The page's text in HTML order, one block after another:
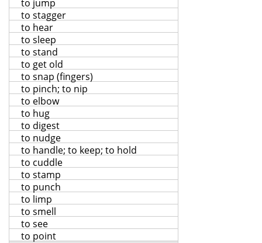
to jump
to stagger
to hear
to sleep
to stand
to get old
to snap (fingers)
to pinch; to nip
to elbow
to hug
to digest
to nudge
to handle; to keep; to hold
to cuddle
to stamp
to punch
to limp
to smell
to see
to point